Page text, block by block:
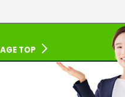
TOP